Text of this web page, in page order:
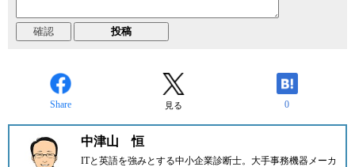
Share 見る 0
中津山 恒
ITと英語を強みとする中小企業診断士。大手事務機器メーカ